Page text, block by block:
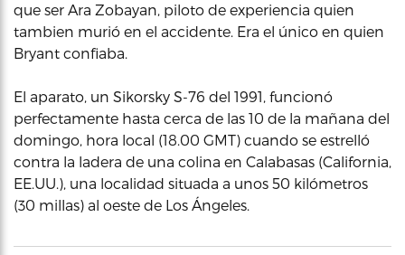
que ser Ara Zobayan, piloto de experiencia quien
tambien murió en el accidente. Era el único en quien
Bryant confiaba.
El aparato, un Sikorsky S-76 del 1991, funcionó
perfectamente hasta cerca de las 10 de la mañana del
domingo, hora local (18.00 GMT) cuando se estrelló
contra la ladera de una colina en Calabasas (California,
EE.UU.), una localidad situada a unos 50 kilómetros
(30 millas) al oeste de Los Ángeles.